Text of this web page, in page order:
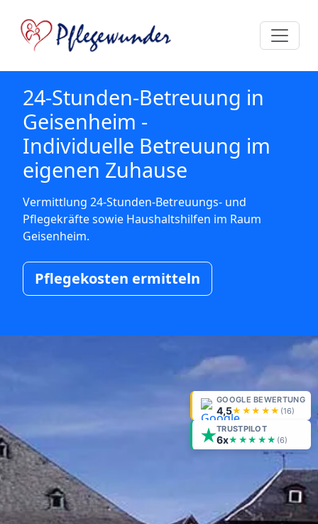
GOOGLE BEWERTUNG
4,5★★★★★ (16)
TRUSTPILOT
6x★★★★★ (6)
24-Stunden-Betreuung in
Geisenheim -
Individuelle Betreuung im
eigenen Zuhause
Vermittlung 24-Stunden-Betreuungs- und
Pflegekräfte sowie Haushaltshilfen im Raum
Geisenheim.
Pflegekosten ermitteln